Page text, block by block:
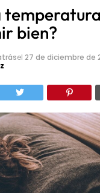
bien?
el 27 de diciembre de